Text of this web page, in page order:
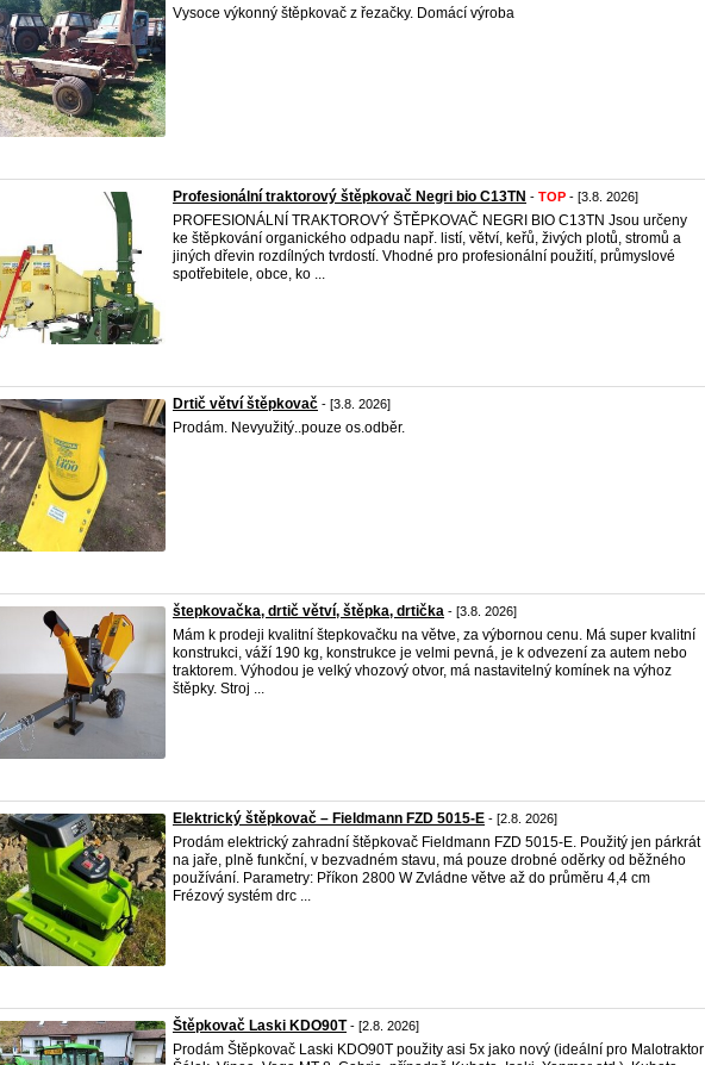
Vysoce výkonný štěpkovač z řezačky. Domácí výroba
Profesionální traktorový štěpkovač Negri bio C13TN - TOP - [3.8. 2026]
PROFESIONÁLNÍ TRAKTOROVÝ ŠTĚPKOVAČ NEGRI BIO C13TN Jsou určeny
ke štěpkování organického odpadu např. listí, větví, keřů, živých plotů, stromů a
jiných dřevin rozdílných tvrdostí. Vhodné pro profesionální použití, průmyslové
spotřebitele, obce, ko ...
Drtič větví štěpkovač - [3.8. 2026]
Prodám. Nevyužitý..pouze os.odběr.
štepkovačka, drtič větví, štěpka, drtička - [3.8. 2026]
Mám k prodeji kvalitní štepkovačku na větve, za výbornou cenu. Má super kvalitní
konstrukci, váží 190 kg, konstrukce je velmi pevná, je k odvezení za autem nebo
traktorem. Výhodou je velký vhozový otvor, má nastavitelný komínek na výhoz
štěpky. Stroj ...
Elektrický štěpkovač – Fieldmann FZD 5015-E - [2.8. 2026]
Prodám elektrický zahradní štěpkovač Fieldmann FZD 5015-E. Použitý jen párkrát
na jaře, plně funkční, v bezvadném stavu, má pouze drobné oděrky od běžného
používání. Parametry: Příkon 2800 W Zvládne větve až do průměru 4,4 cm
Frézový systém drc ...
Štěpkovač Laski KDO90T- [2.8. 2026]
Prodám Štěpkovač Laski KDO90T použity asi 5x jako nový (ideální pro Malotraktor